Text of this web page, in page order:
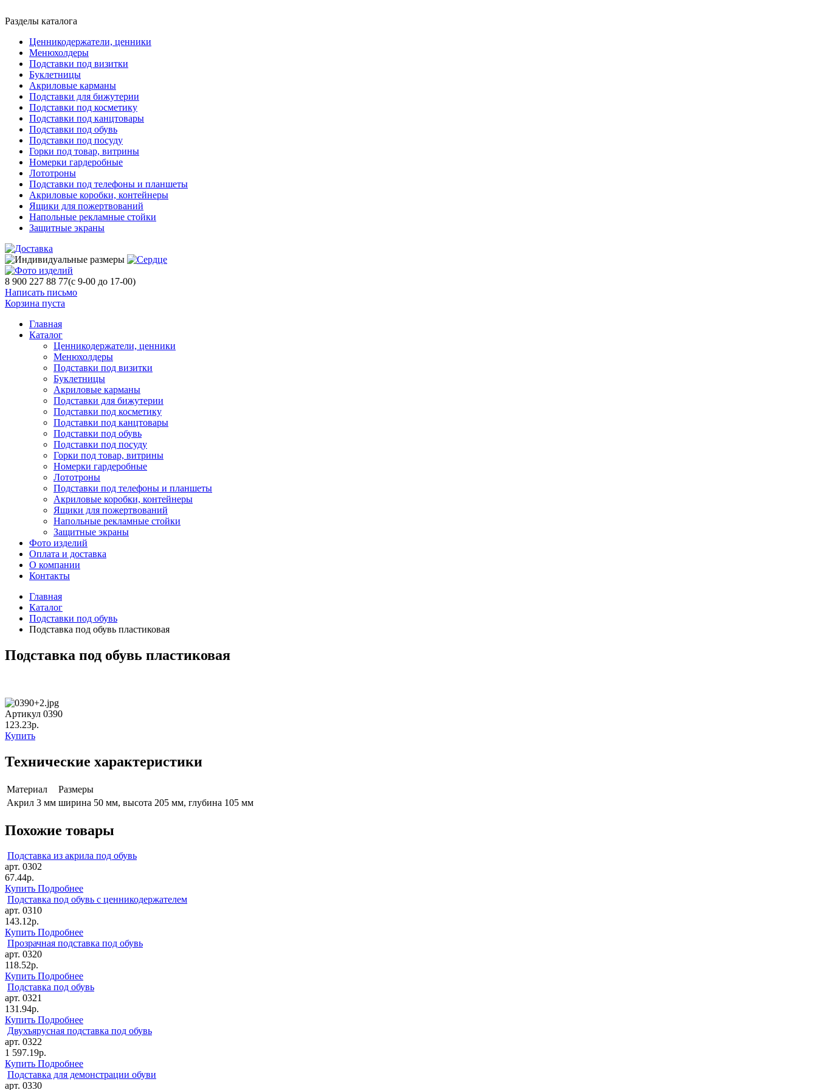
Разделы каталога
Ценникодержатели, ценники
Менюхолдеры
Подставки под визитки
Буклетницы
Акриловые карманы
Подставки для бижутерии
Подставки под косметику
Подставки под канцтовары
Подставки под обувь
Подставки под посуду
Горки под товар, витрины
Номерки гардеробные
Лототроны
Подставки под телефоны и планшеты
Акриловые коробки, контейнеры
Ящики для пожертвований
Напольные рекламные стойки
Защитные экраны
8 900 227 88 77(с 9-00 до 17-00)
Написать письмо
Корзина пуста
Главная
Каталог
Ценникодержатели, ценники
Менюхолдеры
Подставки под визитки
Буклетницы
Акриловые карманы
Подставки для бижутерии
Подставки под косметику
Подставки под канцтовары
Подставки под обувь
Подставки под посуду
Горки под товар, витрины
Номерки гардеробные
Лототроны
Подставки под телефоны и планшеты
Акриловые коробки, контейнеры
Ящики для пожертвований
Напольные рекламные стойки
Защитные экраны
Фото изделий
Оплата и доставка
О компании
Контакты
Главная
Каталог
Подставки под обувь
Подставка под обувь пластиковая
Подставка под обувь пластиковая
Артикул 0390
123.23р.
Купить
Технические характеристики
Материал
Размеры
Акрил 3 мм ширина 50 мм, высота 205 мм, глубина 105 мм
Похожие товары
Подставка из акрила под обувь
арт. 0302
67.44р.
Купить Подробнее
Подставка под обувь с ценникодержателем
арт. 0310
143.12р.
Купить Подробнее
Прозрачная подставка под обувь
арт. 0320
118.52р.
Купить Подробнее
Подставка под обувь
арт. 0321
131.94р.
Купить Подробнее
Двухъярусная подставка под обувь
арт. 0322
1 597.19р.
Купить Подробнее
Подставка для демонстрации обуви
арт. 0330